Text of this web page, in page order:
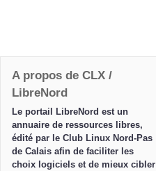
A propos de CLX /
LibreNord
Le portail LibreNord est un
annuaire de ressources libres,
édité par le Club Linux Nord-Pas
de Calais afin de faciliter les
choix logiciels et de mieux cibler